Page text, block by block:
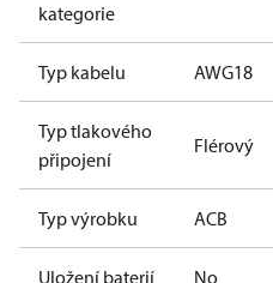
kategorie
Typ kabelu AWG18
Typ tlakového
připojení
Flérový
Typ výrobku ACB
Uložení baterií No